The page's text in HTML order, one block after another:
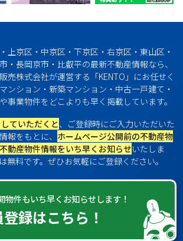
上京区・中京区・下京区・右京区・東山区・
・長岡京市・比叡平の最新不動産情報なら、
売株式会社が運営する「KENTO」にお任せく
ンション・新築マンション・中古一戸建て・
事業物件をどこよりも早く掲載しています。
ていただくと、ご登録時にご入力いただいた
報をもとに、 ホームページ公開前の不動産物
動産物件情報をいち早くお知らせいたしま
無料です。ぜひお気軽にご登録ください。
物件もいち早くお知らせします！
録はこちら！